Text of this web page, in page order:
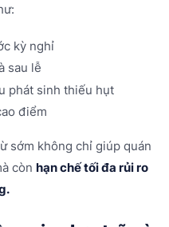
kỳ nghỉ
sau lễ
phát sinh thiếu hụt
điểm
sớm không chỉ giúp quán
còn hạn chế tối đa rủi ro